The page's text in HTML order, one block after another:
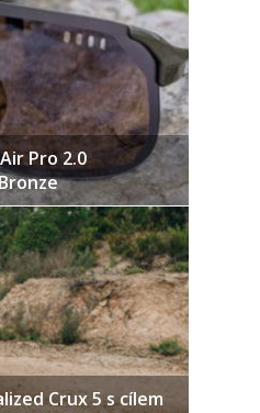
Pro 2.0
Crux 5 s cílem